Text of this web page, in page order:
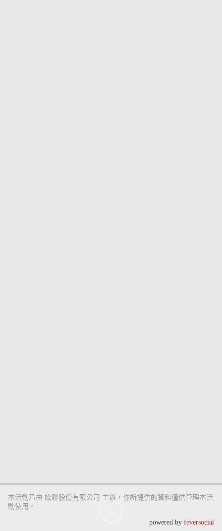
本活動乃由 嬌聯股份有限公司 主辦，你所提供的資料僅供管理本活
動使用。
powered by feversocial